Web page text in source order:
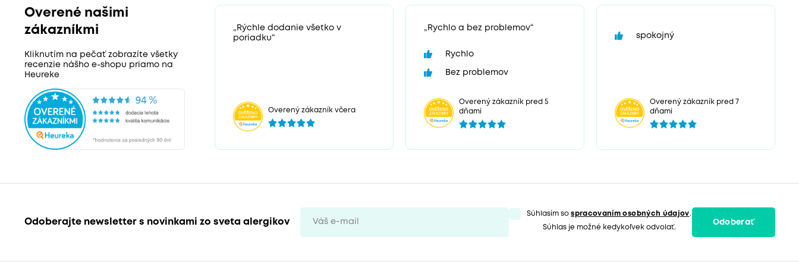
Overené našimi
zákazníkmi
Kliknutím na pečať zobrazíte všetky
recenzie nášho e-shopu priamo na
Heureke
„Rýchle dodanie všetko v
poriadku“
Overený zákazník včera
„Rychlo a bez problemov“
Rychlo
Bez problemov
Overený zákazník pred 5
dňami
spokojný
Overený zákazník pred 7
dňami
Odoberajte newsletter s novinkami zo sveta alergikov
Súhlasím sospracovaním osobných údajov.
Súhlas je možné kedykoľvek odvolať.
Odoberať